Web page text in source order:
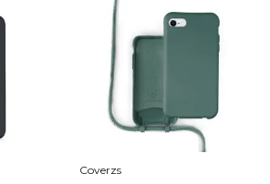
Coverzs